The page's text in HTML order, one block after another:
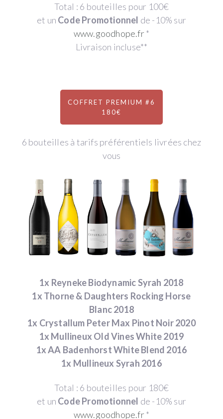
Total : 6 bouteilles pour 100€
et un Code Promotionnel de -10% sur
www.goodhope.fr*
Livraison incluse**
COFFRET PREMIUM #6
180€
6 bouteilles à tarifs préférentiels livrées chez
vous
1x Reyneke Biodynamic Syrah 2018
1x Thorne & Daughters Rocking Horse
Blanc 2018
1x Crystallum Peter Max Pinot Noir 2020
1x Mullineux Old Vines White 2019
1x AA Badenhorst White Blend 2016
1x Mullineux Syrah 2016
Total : 6 bouteilles pour 180€
et un Code Promotionnel de -10% sur
www.goodhope.fr*